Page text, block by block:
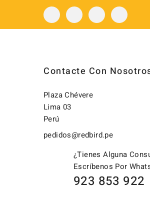
Contacte Con
Plaza Chévere
Lima 03
Perú
pedidos@redbird.pe
¿Tienes Alguna
Escríbenos Por
923 853 922